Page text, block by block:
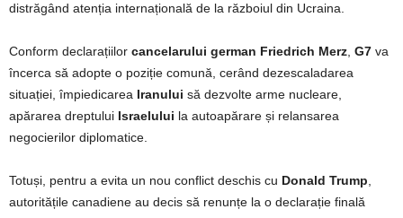
distrăgând atenția internațională de la războiul din Ucraina.
Conform declarațiilor cancelarului german Friedrich Merz G7 va
încerca să adopte o poziție comună, cerând dezescaladarea
situației, împiedicarea Iranului să dezvolte arme nucleare,
apărarea dreptului Israelului la autoapărare și relansarea
negocierilor diplomatice.
Totuși, pentru a evita un nou conflict deschis cu Donald Trump
autoritățile canadiene au decis să renunțe la o declarație finală